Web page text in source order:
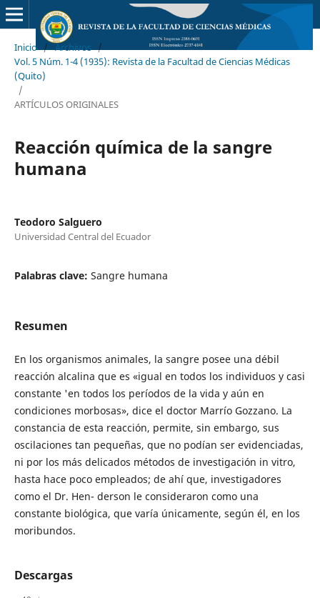
Inicio / Archivos /
Vol. 5 Núm. 1-4 (1935): Revista de la Facultad de Ciencias Médicas
(Quito)
/
ARTÍCULOS ORIGINALES
Reacción química de la sangre
humana
Teodoro Salguero
Universidad Central del Ecuador
Palabras clave: Sangre humana
Resumen
En los organismos animales, la sangre posee una débil
reacción alcalina que es «igual en todos los individuos y casi
constante 'en todos los períodos de la vida y aún en
condiciones morbosas», dice el doctor Marrío Gozzano. La
constancia de esta reacción, permite, sin embargo, sus
oscilaciones tan pequeñas, que no podían ser evidenciadas,
ni por los más delicados métodos de investigación in vitro,
hasta hace poco empleados; de ahí que, investigadores
como el Dr. Hen- derson le consideraron como una
constante biológica, que varía únicamente, según él, en los
moribundos.
Descargas